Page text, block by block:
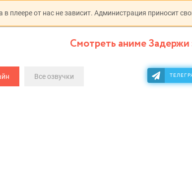
в плеере от нас не зависит. Администрация приносит
Смотреть аниме Задержи
Все озвучки